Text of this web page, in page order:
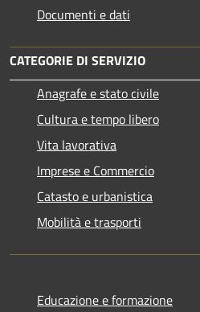
Documenti e dati
CATEGORIE DI SERVIZIO
Anagrafe e stato civile
Cultura e tempo libero
Vita lavorativa
Imprese e Commercio
Catasto e urbanistica
Mobilità e trasporti
Educazione e formazione